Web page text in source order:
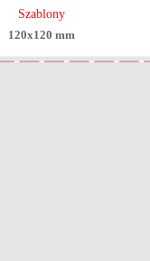
Szablony
120x120 mm